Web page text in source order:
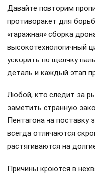
Давайте повторим
противоракет для
«гаражная» сборка
высокотехнологичный
ускорить по щелчку
деталь и каждый этап
Любой, кто следит за
заметить странную
Пентагона на поставку
всегда отличаются
растягиваются на
Причины кроются в